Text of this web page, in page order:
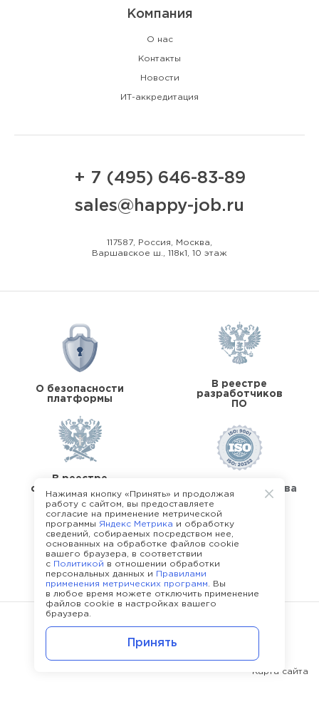
Компания
О нас
Контакты
Новости
ИТ-аккредитация
+ 7 (495) 646-83-89
sales@happy-job.ru
117587, Россия, Москва,
Варшавское ш., 118к1, 10 этаж
О безопасности
платформы
В реестре
разработчиков
ПО
В реестре
операторов перс.
данных
Стандарты качества
О команде Happy Job
©2013 - 2026.
Политика конфиденциальности
Карта сайта
Нажимая кнопку «Принять» и продолжая
работу с сайтом, вы предоставляете
согласие на применение метрической
программы Яндекс Метрика и обработку
сведений, собираемых посредством нее,
основанных на обработке файлов cookie
вашего браузера, в соответствии
с Политикой в отношении обработки
персональных данных и
Правилами
применения метрических программ . Вы
в любое время можете отключить применение
файлов cookie в настройках вашего
браузера.
Принять